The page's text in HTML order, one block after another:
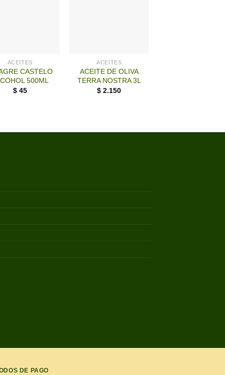
ACEITES
CASTELO
500ML
$ 45
ACEITES
ACEITE DE OLIVA
TERRA NOSTRA 3L
$2.150
DE PAGO